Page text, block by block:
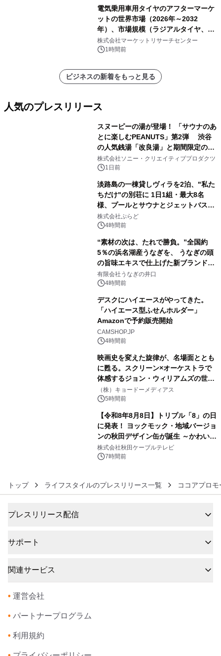
電気乗用車用タイヤのアフターマーケ
ットの世界市場（2026年～2032
年）、市場規模（ラジアルタイヤ、サ
イドウォール補強タイヤ、その他）・
分析レポートを発表
株式会社マーケットリサーチセンター
1時間前
ビジネスの新着をもっと見る
人気のプレスリリース
スヌーピーの湯が登場！ 「サウナのあ
とに楽しむPEANUTS」第2弾 渋谷
の人気銭湯「改良湯」と期間限定のコ
ラボレーション サウナイキタイコラ
ボグッズも発売決定！
株式会社ソニー・クリエイティブプロダクツ
1日前
淡路島の一棟貸しヴィラを2泊、"私た
ちだけ"の別荘に 1日1組・最大8名
様、プールとサウナとジェットバス付
きで Villa Mon Temps AWAJIの連泊
素泊りプラン
株式会社ぷらど
4時間前
“素材の次は、たれで勝負。”全国約
5％の浜名湖産うなぎを、 うなぎの頭
の旨味エキスで仕上げた新ブランド
「井口の誉」誕生
有限会社うなぎの井口
4時間前
デスクにハイエースがやってきた。
「ハイエース型ふせんホルダー」
Amazonで予約販売開始
CAMSHOP.JP
4時間前
映画史を変えた旋律が、名場面ととも
に甦る。スクリーン×オーケストラで
体感するジョン・ウィリアムズの世
界。ジョン・ウィリアムズ：シネマ・
スペクタキュラー・コンサート 開催決
（株）キョードーメディアス
5時間前
【令和8年8月8日】トリプル「8」の日
に発表！ ヨックモック・地域バージョ
ンの秋田デザイン缶が誕生 ～かわいい
秋田犬の子犬と秋田の四季と名所を巡
るパッケージ～ 9月1日(火)秋田県内で
株式会社秋田ケーブルテレビ
7時間前
トップ ライフスタイルのプレスリリース一覧 ココアプロ
プレスリリース配信
サポート
関連サービス
• 運営会社
• パートナープログラム
• 利用規約